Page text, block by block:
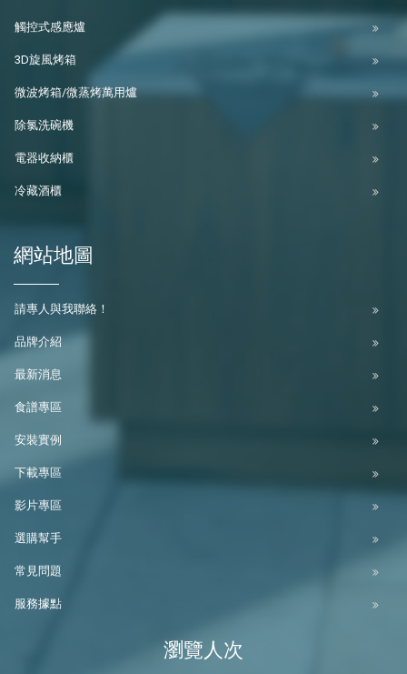
觸控式感應爐
3D旋風烤箱
微波烤箱/微蒸烤萬用爐
除氯洗碗機
電器收納櫃
冷藏酒櫃
網站地圖
請專人與我聯絡！
品牌介紹
最新消息
食譜專區
安裝實例
下載專區
影片專區
選購幫手
常見問題
服務據點
瀏覽人次